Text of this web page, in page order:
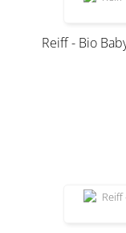
Reiff - Bio